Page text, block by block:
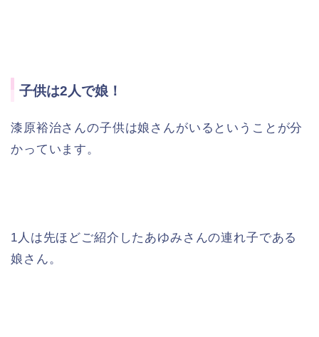
子供は2人で娘！
漆原裕治さんの子供は娘さんがいるということが分
かっています。
1人は先ほどご紹介したあゆみさんの連れ子である
娘さん。